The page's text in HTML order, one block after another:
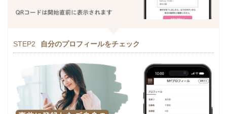
STEP2 自分のプロフィールをチェック